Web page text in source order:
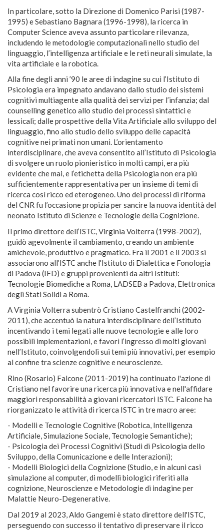
In particolare, sotto la Direzione di Domenico Parisi (1987-
1995) e Sebastiano Bagnara (1996-1998), la ricerca in
Computer Science aveva assunto particolare rilevanza,
includendo le metodologie computazionali nello studio del
linguaggio, l’intelligenza artificiale e le reti neurali simulate, la
vita artificiale e la robotica.
Alla fine degli anni ’90 le aree di indagine su cui l’Istituto di
Psicologia era impegnato andavano dallo studio dei sistemi
cognitivi multiagente alla qualità dei servizi per l’infanzia; dal
counselling genetico allo studio dei processi sintattici e
lessicali; dalle prospettive della Vita Artificiale allo sviluppo del
linguaggio, fino allo studio dello sviluppo delle capacità
cognitive nei primati non umani. L’orientamento
interdisciplinare, che aveva consentito all’Istituto di Psicologia
di svolgere un ruolo pionieristico in molti campi, era più
evidente che mai, e l’etichetta della Psicologia non era più
sufficientemente rappresentativa per un insieme di temi di
ricerca così ricco ed eterogeneo. Uno dei processi di riforma
del CNR fu l’occasione propizia per sancire la nuova identità del
neonato Istituto di Scienze e Tecnologie della Cognizione.
Il primo direttore dell’ISTC, Virginia Volterra (1998-2002),
guidò agevolmente il cambiamento, creando un ambiente
amichevole, produttivo e pragmatico. Fra il 2001 e il 2003 si
associarono all’ISTC anche l'Istituto di Dialettica e Fonologia
di Padova (IFD) e gruppi provenienti da altri Istituti:
Tecnologie Biomediche a Roma, LADSEB a Padova, Elettronica
degli Stati Solidi a Roma.
A Virginia Volterra subentrò Cristiano Castelfranchi (2002-
2011), che accentuò la natura interdisciplinare dell’Istituto
incentivando i temi legati alle nuove tecnologie e alle loro
possibili implementazioni, e favorì l’ingresso di molti giovani
nell’Istituto, coinvolgendoli sui temi più innovativi, per esempio
al confine tra scienze cognitive e neuroscienze.
Rino (Rosario) Falcone (2011-2019) ha continuato l'azione di
Cristiano nel favorire una ricerca più innovativa e nell'affidare
maggiori responsabilità a giovani ricercatori ISTC. Falcone ha
riorganizzato le attività di ricerca ISTC in tre macro aree:
- Modelli e Tecnologie Cognitive (Robotica, Intelligenza
Artificiale, Simulazione Sociale, Tecnologie Semantiche);
- Psicologia dei Processi Cognitivi (Studi di Psicologia dello
Sviluppo, della Comunicazione e delle Interazioni);
- Modelli Biologici della Cognizione (Studio, e in alcuni casi
simulazione al computer, di modelli biologici riferiti alla
cognizione, Neuroscienze e Metodologie di indagine per
Malattie Neuro-Degenerative.
Dal 2019 al 2023, Aldo Gangemi è stato direttore dell'ISTC,
perseguendo con successo il tentativo di preservare il ricco